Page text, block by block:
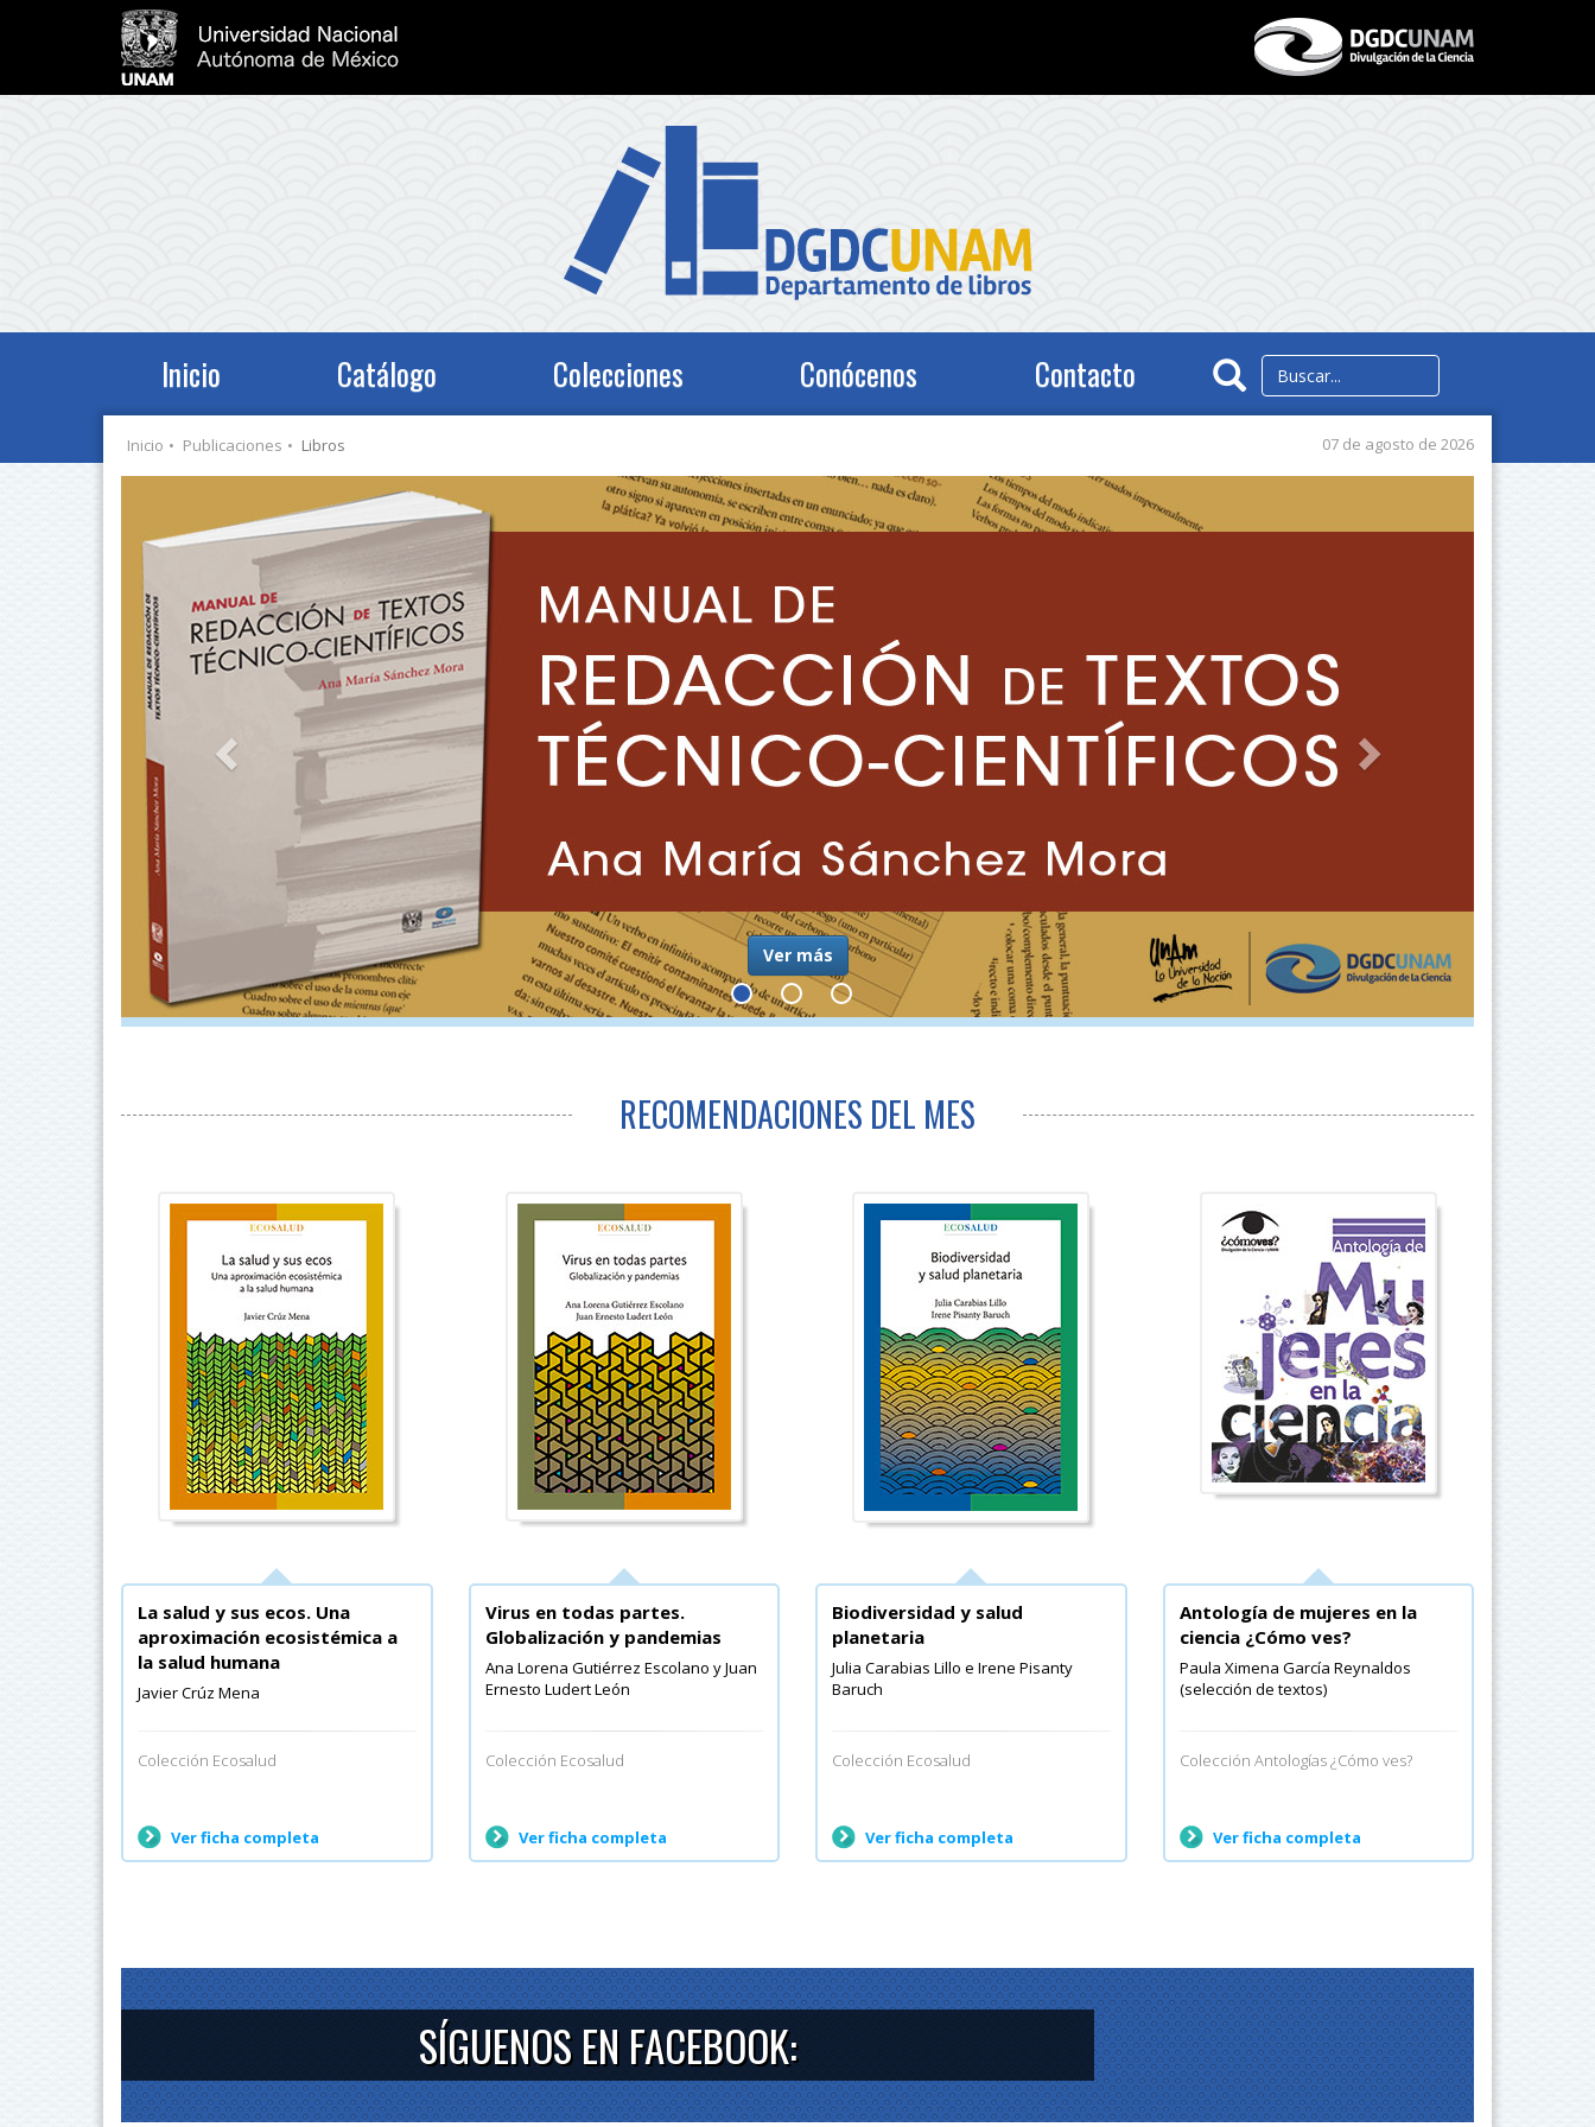
Inicio Catálogo Colecciones Conócenos Contacto
Inicio Publicaciones Libros 07 de agosto de 2026
Ver más
RECOMENDACIONES DEL MES
La salud y sus ecos. Una
aproximación ecosistémica a
la salud humana
Javier Crúz Mena
Colección Ecosalud
Ver ficha completa
Virus en todas partes.
Globalización y pandemias
Ana Lorena Gutiérrez Escolano y Juan
Ernesto Ludert León
Colección Ecosalud
Ver ficha completa
Biodiversidad y salud
planetaria
Julia Carabias Lillo e Irene Pisanty
Baruch
Colección Ecosalud
Ver ficha completa
Antología de mujeres en la
ciencia ¿Cómo ves?
Paula Ximena García Reynaldos
(selección de textos)
Colección Antologías ¿Cómo ves?
Ver ficha completa
SÍGUENOS EN FACEBOOK: